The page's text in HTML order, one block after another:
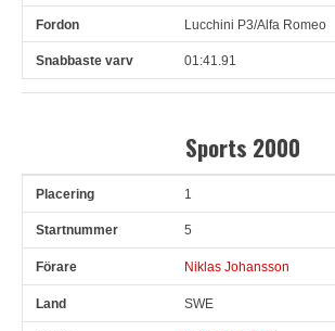
Lucchini P3/Alfa Romeo
01:41.91
Sports 2000
Pl Snr 1
5
Niklas Johansson
SWE